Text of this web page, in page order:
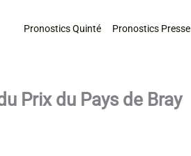
Pronostics Quinté Pronostics Presse
Prix du Pays de Bray